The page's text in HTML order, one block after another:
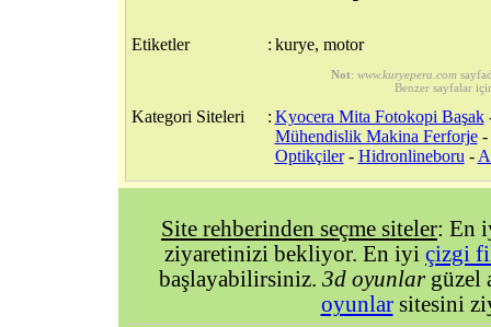
Etiketler : kurye, motor
Not: www.kuryepera.com
Benzer sayfalar
Kategori Siteleri : Kyocera Mita Fotokopi Başak
Mühendislik Makina Ferforje-
Optikçiler- Hidronlineboru -
Site rehberinden seçme siteler: En
ziyaretinizi bekliyor. En iyi çizgi
başlayabilirsiniz. 3d oyunlargüzel
oyunlarsitesini